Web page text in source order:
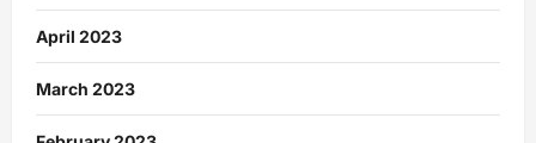
April 2023
March 2023